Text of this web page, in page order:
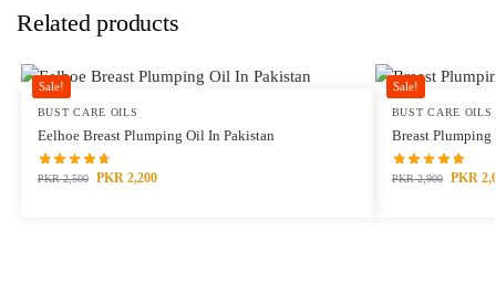
Related products
Sale!
BUST CARE OILS
Eelhoe Breast Plumping Oil In Pakistan
PKR2,500 PKR2,200
Sale!
BUST CARE OILS
Breast
PKR2,900 PKR